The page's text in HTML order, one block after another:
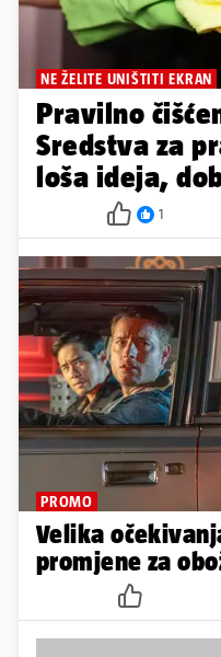
NE ŽELITE UNIŠTITI EKRAN
Pravilno
Sredstva za
loša ideja,
1
PROMO
Velika
promjene za